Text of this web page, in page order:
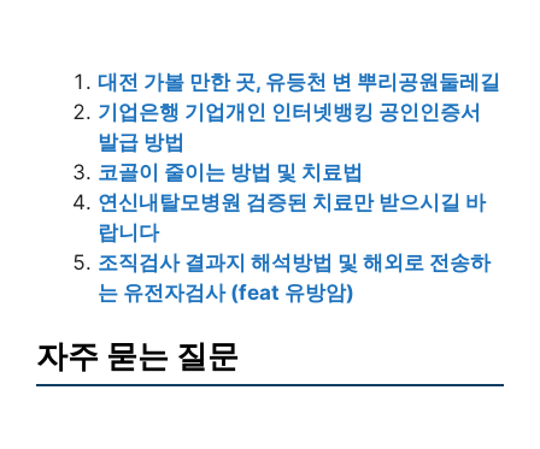
대전 가볼 만한 곳, 유등천 변 뿌리공원둘레길
기업은행 기업개인 인터넷뱅킹 공인인증서
발급 방법
코골이 줄이는 방법 및 치료법
연신내탈모병원 검증된 치료만 받으시길 바
랍니다
조직검사 결과지 해석방법 및 해외로 전송하
는 유전자검사 (feat 유방암)
자주 묻는 질문